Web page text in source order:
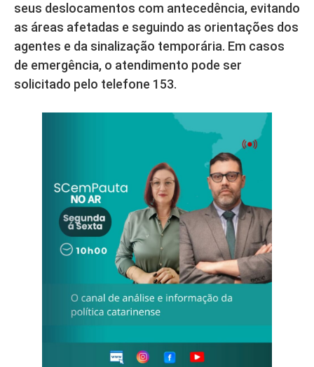
seus deslocamentos com antecedência, evitando
as áreas afetadas e seguindo as orientações dos
agentes e da sinalização temporária. Em casos
de emergência, o atendimento pode ser
solicitado pelo telefone 153.